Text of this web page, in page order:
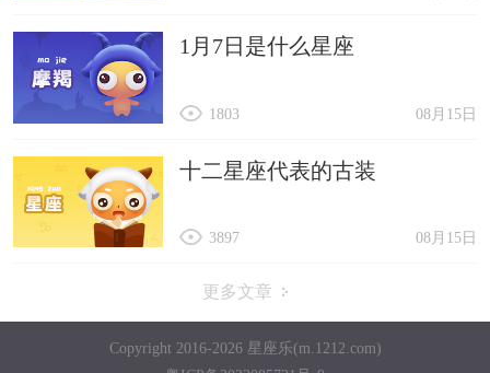
1月7日是什么星座
08月15日
1803
十二星座代表的古装
08月15日
3897
更多文章
Copyright 2016-2026 星座乐(m.1212.com)